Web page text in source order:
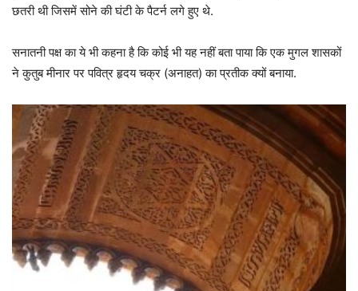
छतरी थी जिसमें सोने की घंटी के पैटर्न लगे हुए थे.
सनातनी पक्ष का ये भी कहना है कि कोई भी यह नहीं बता पाया कि एक मुगल शासकों
ने कुतुब मीनार पर पवित्र हृदय चक्र (अनाहत) का प्रतीक क्यों बनाया.